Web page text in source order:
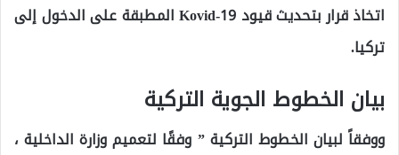
اتخاذ قرار بتحديث قيود Kovid-19 المطبقة على الدخول إلى
تركيا.
بيان الخطوط الجوية التركية
ووفقاً لبيان الخطوط التركية ” وفقًا لتعميم وزارة الداخلية ،